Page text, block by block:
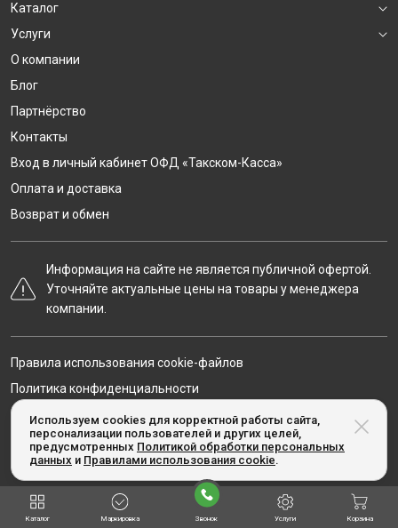
Используем cookies для корректной работы сайта,
персонализации пользователей и других целей,
предусмотренных Политикой обработки персональных
данных и Правилами использования cookie.
Каталог
Услуги
О компании
Блог
Партнёрство
Контакты
Вход в личный кабинет ОФД «Такском-Касса»
Оплата и доставка
Возврат и обмен
Информация на сайте не является публичной офертой.
Уточняйте актуальные цены на товары у менеджера
компании.
© Taxcom-kassa.ru, 2020-2026
Правила использования cookie-файлов
Политика конфиденциальности
Карта сайта
Каталог Маркировка Звонок Услуги Корзина